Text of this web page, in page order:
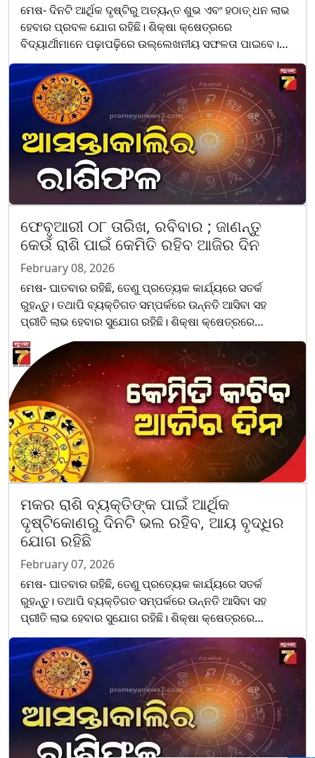
ମେଷ- ଦିନଟି ଆର୍ଥିକ ଦୃଷ୍ଟିରୁ ଅତ୍ୟନ୍ତ ଶୁଭ ଏବଂ ହଠାତ୍ ଧନ ଲାଭ
ହେବାର ପ୍ରବଳ ଯୋଗ ରହିଛି। ଶିକ୍ଷା କ୍ଷେତ୍ରରେ
ବିଦ୍ୟାର୍ଥୀମାନେ ପଢ଼ାପଢ଼ିରେ ଉଲ୍ଲେଖନୀୟ ସଫଳତା ପାଇବେ।
କୌଣସି ପୁରୁଣା ବିନିଯୋଗରୁ ଭଲ ଲାଭ ପାଇବାର ସମ୍ଭାବନା ଅଛି।
ବୃଷ-......
ଫେବୃଆରୀ ୦୮ ତାରିଖ, ରବିବାର ; ଜାଣନ୍ତୁ
କେଉଁ ରାଶି ପାଇଁ କେମିତି ରହିବ ଆଜିର ଦିନ
February 08, 2026
ମେଷ- ଘାତବାର ରହିଛି, ତେଣୁ ପ୍ରତ୍ୟେକ କାର୍ଯ୍ୟରେ ସତର୍କ
ରୁହନ୍ତୁ। ତଥାପି ବ୍ୟକ୍ତିଗତ ସମ୍ପର୍କରେ ଉନ୍ନତି ଆସିବା ସହ
ପ୍ରୀତି ଲାଭ ହେବାର ସୁଯୋଗ ରହିଛି। ଶିକ୍ଷା କ୍ଷେତ୍ରରେ
ବିଦ୍ୟାର୍ଥୀମାନେ ପଢ଼ାପଢ଼ିରେ ଅଧିକ ଧ୍ୟାନ ଦେବା ଆବଶ୍ୟକ।
ନିଜ......
ମକର ରାଶି ବ୍ୟକ୍ତିଙ୍କ ପାଇଁ ଆର୍ଥିକ
ଦୃଷ୍ଟିକୋଣରୁ ଦିନଟି ଭଲ ରହିବ, ଆୟ ବୃଦ୍ଧିର
ଯୋଗ ରହିଛି
February 07, 2026
ମେଷ- ଘାତବାର ରହିଛି, ତେଣୁ ପ୍ରତ୍ୟେକ କାର୍ଯ୍ୟରେ ସତର୍କ
ରୁହନ୍ତୁ। ତଥାପି ବ୍ୟକ୍ତିଗତ ସମ୍ପର୍କରେ ଉନ୍ନତି ଆସିବା ସହ
ପ୍ରୀତି ଲାଭ ହେବାର ସୁଯୋଗ ରହିଛି। ଶିକ୍ଷା କ୍ଷେତ୍ରରେ
ବିଦ୍ୟାର୍ଥୀମାନେ ପଢ଼ାପଢ଼ିରେ ଅଧିକ ଧ୍ୟାନ ଦେବା ଆବଶ୍ୟକ।
ନିଜ......